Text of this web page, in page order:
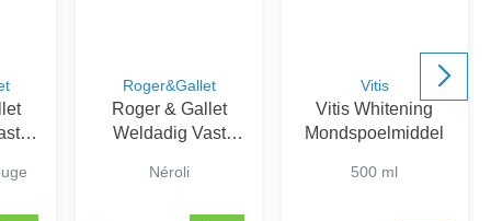
Roger&Gallet
Roger & Gallet
Weldadig Vast
Néroli
Vitis
Vitis Whitening
Mondspoelmiddel
500 ml